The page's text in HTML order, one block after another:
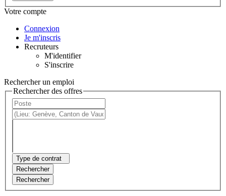
Votre compte
Connexion
Je m'inscris
Recruteurs
M'identifier
S'inscrire
Rechercher un emploi
Rechercher des offres
Type de contrat
Rechercher
Rechercher